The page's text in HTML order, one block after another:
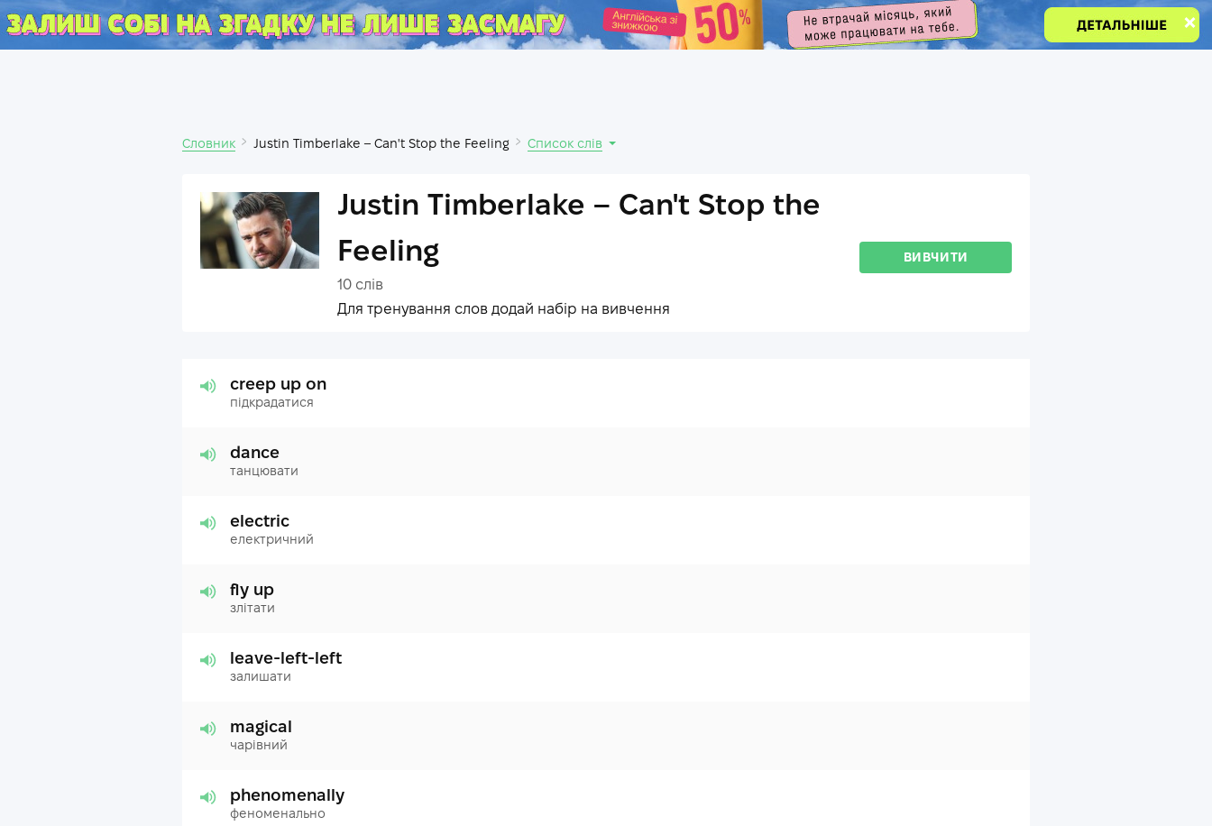
.
Словник Justin Timberlake – Can't Stop the Feeling Список слів
Justin Timberlake – Can't Stop the
Feeling
10 слів
Для тренування слов додай набір на вивчення
ВИВЧИТИ
creep up on
підкрадатися
dance
танцювати
electric
електричний
fly up
злітати
leave-left-left
залишати
magical
чарівний
phenomenally
феноменально